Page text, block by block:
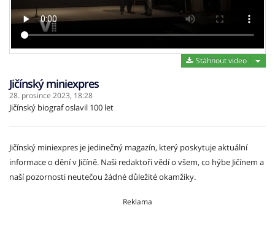
Stáhnout video
Jičínský miniexpres
28. prosince 2023, 18:28
Jičínský biograf oslavil 100 let
Jičínský miniexpres je jedinečný magazín, který poskytuje aktuální
informace o dění v Jičíně. Naši redaktoři vědí o všem, co hýbe Jičínem a
naší pozornosti neutečou žádné důležité okamžiky.
Reklama